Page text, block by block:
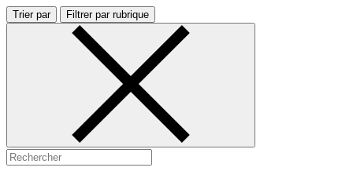
Trier par Filtrer par rubrique